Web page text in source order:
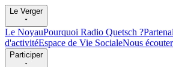
Le Verger
Le NoyauPourquoi Radio Quetsch ?
d'activitéEspace de Vie SocialeNous écouter
Participer